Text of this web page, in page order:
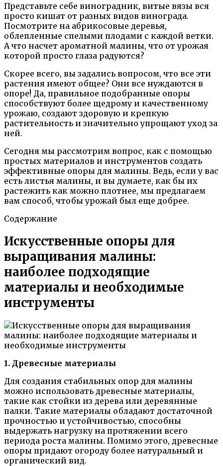
Представьте себе виноградник, витые вязы вся
просто кишат от разных видов винограда.
Посмотрите на абрикосовые деревья,
облепленные спелыми плодами с каждой ветки.
А что насчет ароматной малины, что от урожая
которой просто глаза радуются?
Скорее всего, вы задались вопросом, что все эти
растения имеют общее? Они все нуждаются в
опоре! Да, правильное подобранные опоры
способствуют более щедрому и качественному
урожаю, создают здоровую и крепкую
растительность и значительно упрощают уход за
ней.
Сегодня мы рассмотрим вопрос, как с помощью
простых материалов и инструментов создать
эффективные опоры для малины. Ведь, если у вас
есть листья малины, и вы думаете, как бы их
растежить как можно плотнее, мы предлагаем
вам способ, чтобы урожай был еще добрее.
Содержание
Искусственные опоры для
выращивания малины:
наиболее подходящие
материалы и необходимые
инструменты
1. Древесные материалы
Для создания стабильных опор для малины
можно использовать древесные материалы,
такие как стойки из дерева или деревянные
палки. Такие материалы обладают достаточной
прочностью и устойчивостью, способны
выдержать нагрузку на протяжении всего
периода роста малины. Помимо этого, древесные
опоры придают огороду более натуральный и
органический вид.